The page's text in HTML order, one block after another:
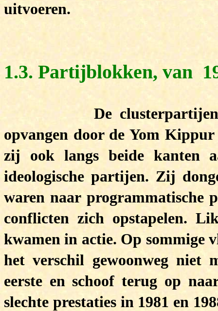
uitvoeren.
1.3. Partijblokken, van
De clusterpartijen
opvangen door de Yom
zij ook langs beide kanten
ideologische partijen. Zij
waren naar programmatische
conflicten zich opstapelen.
kwamen in actie. Op sommige
het verschil gewoonweg niet
eerste en schoof terug op
slechte prestaties in 1981 en